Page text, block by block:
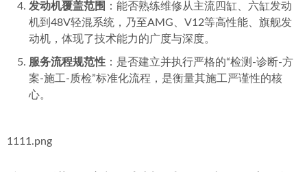
发动机覆盖范围
：能否熟练维修从主流四缸、六缸发动
机到48V轻混系统，乃至AMG、V12等高性能、旗舰发
动机，体现了技术能力的广度与深度。
服务流程规范性 ：是否建立并执行严格的“检测-诊断-方
案-施工-质检”标准化流程，是衡量其施工严谨性的核
心。
1111.png